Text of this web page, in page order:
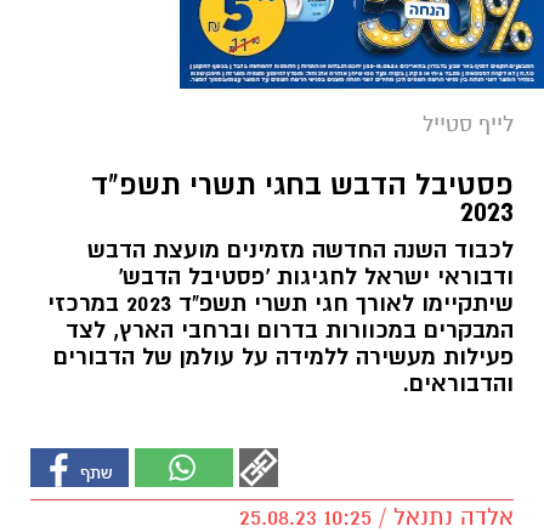
לייף סטייל
פסטיבל הדבש בחגי תשרי תשפ"ד
2023
לכבוד השנה החדשה מזמינים מועצת הדבש
ודבוראי ישראל לחגיגות 'פסטיבל הדבש'
שיתקיימו לאורך חגי תשרי תשפ"ד 2023 במרכזי
המבקרים במכוורות בדרום וברחבי הארץ, לצד
פעילות מעשירה ללמידה על עולמן של הדבורים
והדבוראים.
אלדה נתנאל / 10:25 25.08.23